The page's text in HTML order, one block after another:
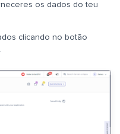
os dados do teu
clicando no botão